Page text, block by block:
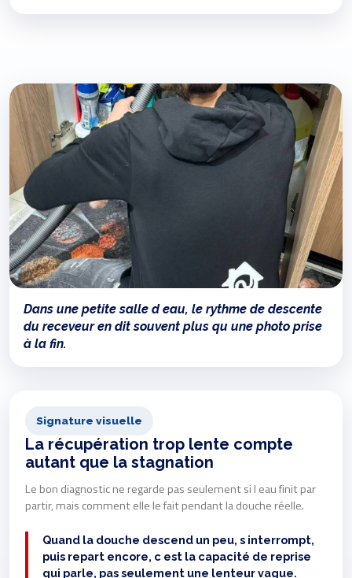
Dans une petite salle d eau, le rythme de descente
du receveur en dit souvent plus qu une photo prise
à la fin.
Signature visuelle
La récupération trop lente compte
autant que la stagnation
Le bon diagnostic ne regarde pas seulement si l eau finit par
partir, mais comment elle le fait pendant la douche réelle.
Quand la douche descend un peu, s interrompt,
puis repart encore, c est la capacité de reprise
qui parle, pas seulement une lenteur vague.